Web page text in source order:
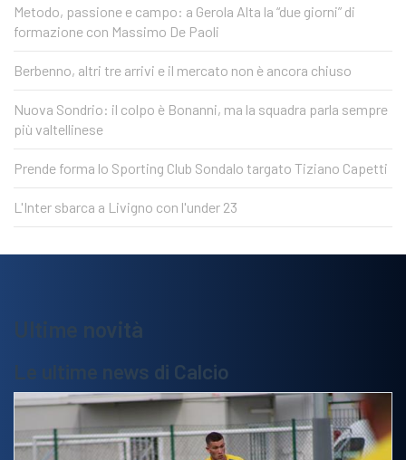
Metodo, passione e campo: a Gerola Alta la “due giorni” di
formazione con Massimo De Paoli
Berbenno, altri tre arrivi e il mercato non è ancora chiuso
Nuova Sondrio: il colpo è Bonanni, ma la squadra parla sempre
più valtellinese
Prende forma lo Sporting Club Sondalo targato Tiziano Capetti
L'Inter sbarca a Livigno con l'under 23
Ultime novità
Le ultime news di Calcio